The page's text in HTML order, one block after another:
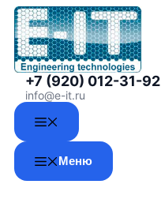
Перейти
содержимому
+7 (920) 012-31-92
info@e-it.ru
Меню
Меню